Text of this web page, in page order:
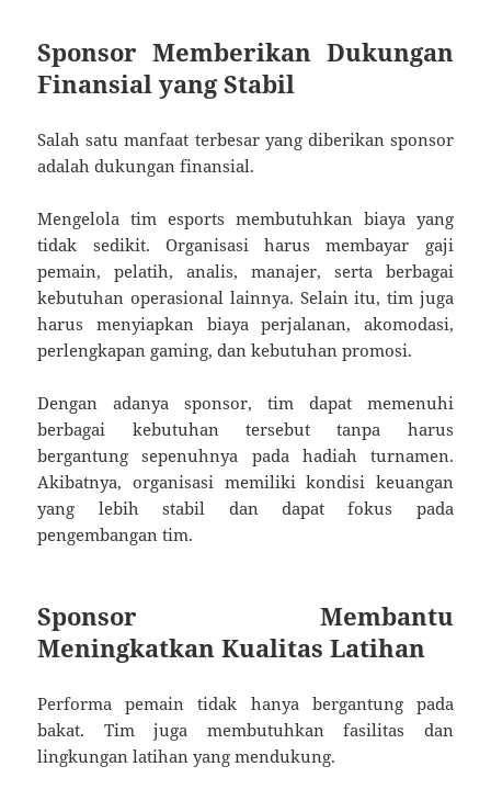
Sponsor Memberikan Dukungan
Finansial yang Stabil
Salah satu manfaat terbesar yang diberikan sponsor
adalah dukungan finansial.
Mengelola tim esports membutuhkan biaya yang
tidak sedikit. Organisasi harus membayar gaji
pemain, pelatih, analis, manajer, serta berbagai
kebutuhan operasional lainnya. Selain itu, tim juga
harus menyiapkan biaya perjalanan, akomodasi,
perlengkapan gaming, dan kebutuhan promosi.
Dengan adanya sponsor, tim dapat memenuhi
berbagai kebutuhan tersebut tanpa harus
bergantung sepenuhnya pada hadiah turnamen.
Akibatnya, organisasi memiliki kondisi keuangan
yang lebih stabil dan dapat fokus pada
pengembangan tim.
Sponsor Membantu
Meningkatkan Kualitas Latihan
Performa pemain tidak hanya bergantung pada
bakat. Tim juga membutuhkan fasilitas dan
lingkungan latihan yang mendukung.